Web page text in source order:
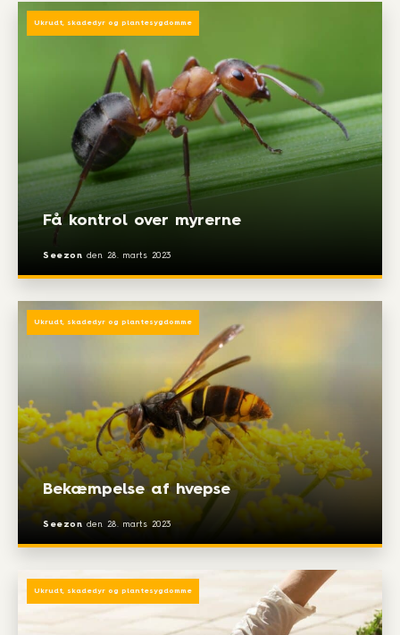
Få kontrol over myrerne
Seezon den 28. marts 2023
Ukrudt, skadedyr og plantesygdomme
Bekæmpelse af hvepse
Seezon den 28. marts 2023
Ukrudt, skadedyr og plantesygdomme
Ukrudt, skadedyr og plantesygdomme